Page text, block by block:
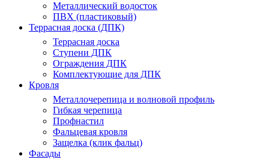
Металлический водосток
ПВХ (пластиковый)
Террасная доска (ДПК)
Террасная доска
Ступени ДПК
Ограждения ДПК
Комплектующие для ДПК
Кровля
Металлочерепица и волновой профиль
Гибкая черепица
Профнастил
Фальцевая кровля
Защелка (клик фальц)
Фасады